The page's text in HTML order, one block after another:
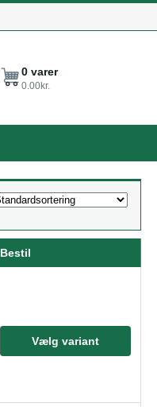
0varer
0.00kr.
Bestil
Vælg variant